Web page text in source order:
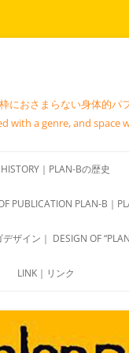
におさまらない身体的
with a genre, and space
｜PLAN-Bの歴史
PUBLICATION PLAN-B｜
ザイン｜ DESIGN OF
LINK｜リンク